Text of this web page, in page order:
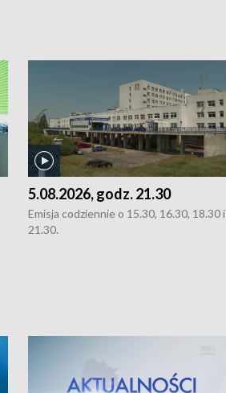
5.08.2026, godz. 21.30
Emisja codziennie o 15.30, 16.30, 18.30 i
21.30.